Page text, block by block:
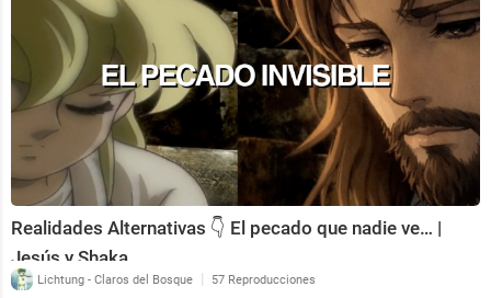
Realidades Alternativas 👇 El pecado que nadie ve… |
Jesús y Shaka
Lichtung - Claros del Bosque | 57 Reproducciones